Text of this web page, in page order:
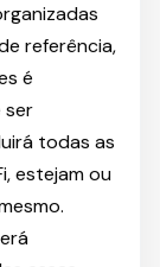
referência,
é
ser
todas as
estejam ou